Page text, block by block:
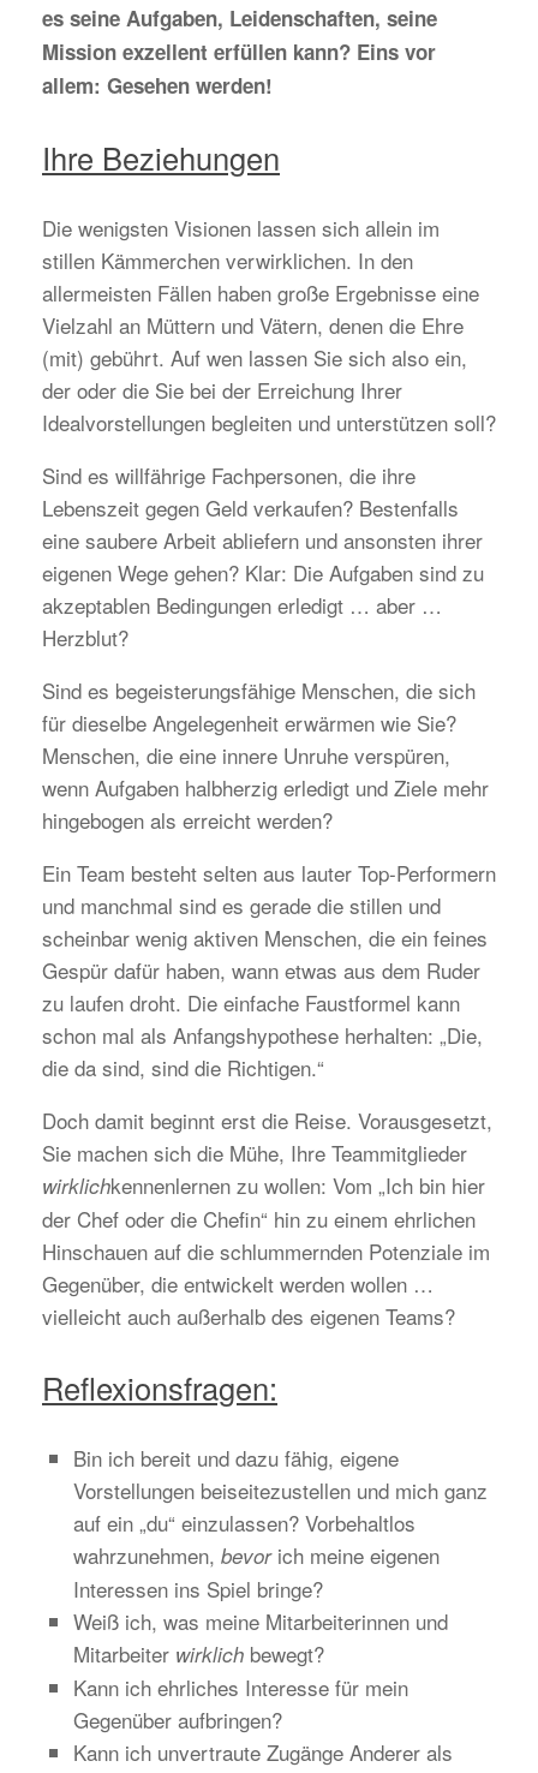
es seine Aufgaben, Leidenschaften, seine
Mission exzellent erfüllen kann? Eins vor
allem: Gesehen werden!
Ihre Beziehungen
Die wenigsten Visionen lassen sich allein im
stillen Kämmerchen verwirklichen. In den
allermeisten Fällen haben große Ergebnisse eine
Vielzahl an Müttern und Vätern, denen die Ehre
(mit) gebührt. Auf wen lassen Sie sich also ein,
der oder die Sie bei der Erreichung Ihrer
Idealvorstellungen begleiten und unterstützen soll?
Sind es willfährige Fachpersonen, die ihre
Lebenszeit gegen Geld verkaufen? Bestenfalls
eine saubere Arbeit abliefern und ansonsten ihrer
eigenen Wege gehen? Klar: Die Aufgaben sind zu
akzeptablen Bedingungen erledigt … aber …
Herzblut?
Sind es begeisterungsfähige Menschen, die sich
für dieselbe Angelegenheit erwärmen wie Sie?
Menschen, die eine innere Unruhe verspüren,
wenn Aufgaben halbherzig erledigt und Ziele mehr
hingebogen als erreicht werden?
Ein Team besteht selten aus lauter Top-Performern
und manchmal sind es gerade die stillen und
scheinbar wenig aktiven Menschen, die ein feines
Gespür dafür haben, wann etwas aus dem Ruder
zu laufen droht. Die einfache Faustformel kann
schon mal als Anfangshypothese herhalten: „Die,
die da sind, sind die Richtigen.“
Doch damit beginnt erst die Reise. Vorausgesetzt,
Sie machen sich die Mühe, Ihre Teammitglieder
wirklichkennenlernen zu wollen: Vom „Ich bin hier
der Chef oder die Chefin“ hin zu einem ehrlichen
Hinschauen auf die schlummernden Potenziale im
Gegenüber, die entwickelt werden wollen …
vielleicht auch außerhalb des eigenen Teams?
Reflexionsfragen:
Bin ich bereit und dazu fähig, eigene
Vorstellungen beiseitezustellen und mich ganz
auf ein „du“ einzulassen? Vorbehaltlos
wahrzunehmen, bevorich meine eigenen
Interessen ins Spiel bringe?
Weiß ich, was meine Mitarbeiterinnen und
Mitarbeiter wirklich bewegt?
Kann ich ehrliches Interesse für mein
Gegenüber aufbringen?
Kann ich unvertraute Zugänge Anderer als